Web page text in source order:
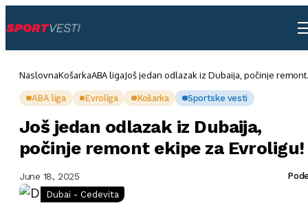
NaslovnaKošarkaABA ligaJoš jedan odlazak iz Dubaija, počinje remont
ABA liga Evroliga Košarka Sportske vesti
Još jedan odlazak iz Dubaija,
počinje remont ekipe za Evroligu!
June 18, 2025
Dubai - Cedevita